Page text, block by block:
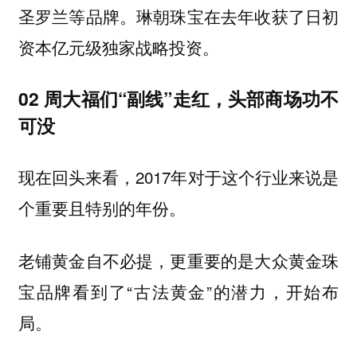
圣罗兰等品牌。琳朝珠宝在去年收获了日初
资本亿元级独家战略投资。
02 周大福们“副线”走红，头部商场功不
可没
现在回头来看，2017年对于这个行业来说是
个重要且特别的年份。
老铺黄金自不必提，更重要的是大众黄金珠
宝品牌看到了“古法黄金”的潜力，开始布
局。